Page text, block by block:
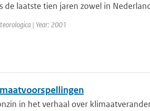
laatste tien jaren zowel in
| Year: 2001
in het verhaal over